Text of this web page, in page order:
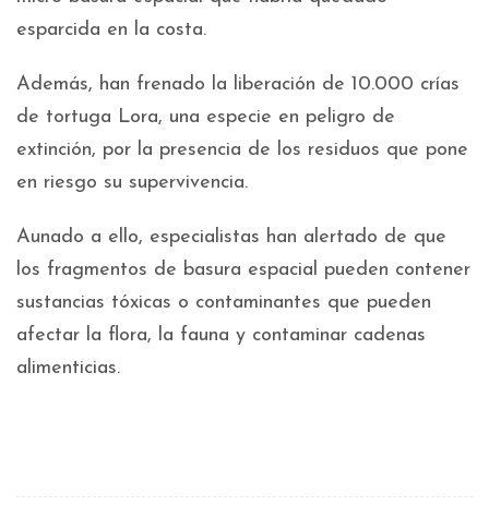
esparcida en la costa.
Además, han frenado la liberación de 10.000 crías
de tortuga Lora, una especie en peligro de
extinción, por la presencia de los residuos que pone
en riesgo su supervivencia.
Aunado a ello, especialistas han alertado de que
los fragmentos de basura espacial pueden contener
sustancias tóxicas o contaminantes que pueden
afectar la flora, la fauna y contaminar cadenas
alimenticias.